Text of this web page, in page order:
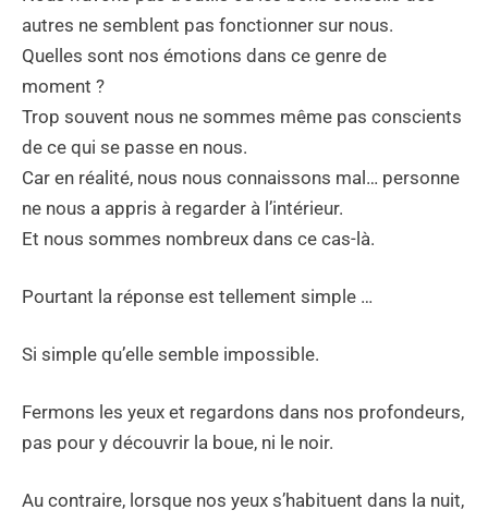
autres ne semblent pas fonctionner sur nous.
Quelles sont nos émotions dans ce genre de
moment ?
Trop souvent nous ne sommes même pas conscients
de ce qui se passe en nous.
Car en réalité, nous nous connaissons mal… personne
ne nous a appris à regarder à l’intérieur.
Et nous sommes nombreux dans ce cas-là.
Pourtant la réponse est tellement simple …
Si simple qu’elle semble impossible.
Fermons les yeux et regardons dans nos profondeurs,
pas pour y découvrir la boue, ni le noir.
Au contraire, lorsque nos yeux s’habituent dans la nuit,